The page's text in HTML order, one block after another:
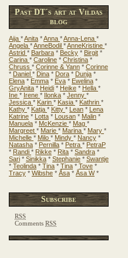
Past DT´s art at Vildas
blog
Aija *Anita *Anna *Anna-Lena *
Angela *AnneBodil *AnneKristine *
Astrid * Barbara * Becky * Birgit *
Carina * Caroline * Christina *
Chruss * Corinne & Yann * Corinne
* Daniel * Dina * Dora * Dunja *
Elena * Emma * Eva * Ewelina *
GryAnita * Heidi * Heike * Hella *
Ine * Irene * Ilonka * Jenny *
Jessica * Karin * Kasia * Kathrin *
Kathy * Katja * Kitty * Lean *
Lena
Katrine * Lotta * Lousan * Malin *
Manuela * McKenzie * Mag *
Margreet * Marie * Marina * Mary *
Michelle * Milo * Mindy * Nancy *
Natasha * Pernilla * Petra * PetraP
* Randi * Rikke * Rita * Sandra *
Sari * Sinikka * Stephanie * Swantje
* Teolinda * Tina * Tina * Tove *
Tracy * Wibshe * Åsa * Åsa W*
Subscribe
RSS
Comments RSS